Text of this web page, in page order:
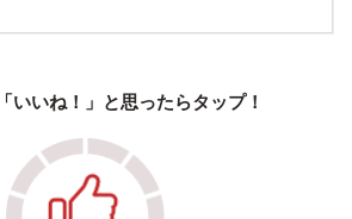
いいね！」と思ったらタップ！